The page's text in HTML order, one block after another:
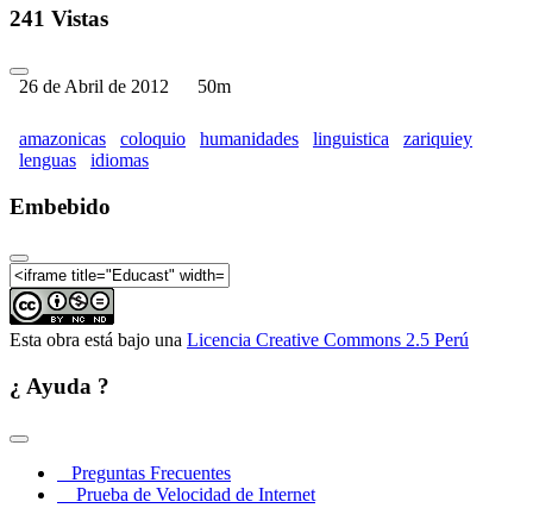
241 Vistas
26 de Abril de 2012 50m
amazonicas coloquio humanidades linguistica
zariquiey
lenguas
idiomas
Embebido
Esta obra está bajo una Licencia Creative Commons 2.5 Perú
¿ Ayuda ?
Preguntas Frecuentes
Prueba de Velocidad de Internet